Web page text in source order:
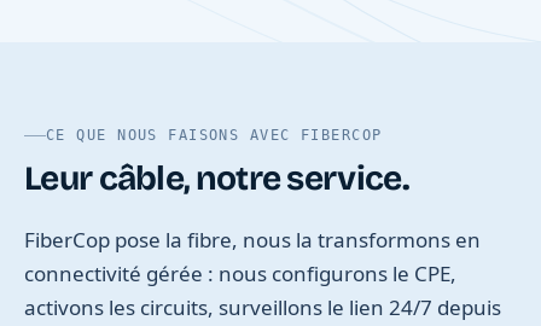
CE QUE NOUS FAISONS AVEC FIBERCOP
Leur câble, notre service.
FiberCop pose la fibre, nous la transformons en
connectivité gérée : nous configurons le CPE,
activons les circuits, surveillons le lien 24/7 depuis